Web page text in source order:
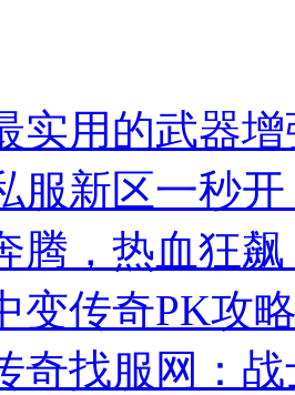
实用的武器
服新区一秒开
腾，热血狂
变传奇PK攻
奇找服网：